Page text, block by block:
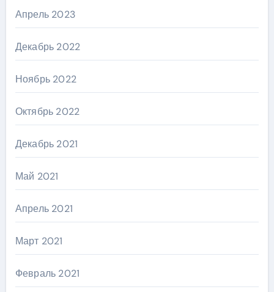
Апрель 2023
Декабрь 2022
Ноябрь 2022
Октябрь 2022
Декабрь 2021
Май 2021
Апрель 2021
Март 2021
Февраль 2021